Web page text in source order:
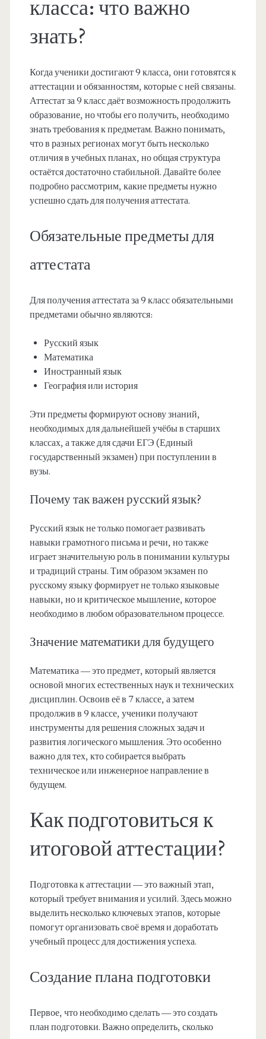
класса: что важно
знать?
Когда ученики достигают 9 класса, они готовятся к
аттестации и обязанностям, которые с ней связаны.
Аттестат за 9 класс даёт возможность продолжить
образование, но чтобы его получить, необходимо
знать требования к предметам. Важно понимать,
что в разных регионах могут быть несколько
отличия в учебных планах, но общая структура
остаётся достаточно стабильной. Давайте более
подробно рассмотрим, какие предметы нужно
успешно сдать для получения аттестата.
Обязательные предметы для
аттестата
Для получения аттестата за 9 класс обязательными
предметами обычно являются:
Русский язык
Математика
Иностранный язык
География или история
Эти предметы формируют основу знаний,
необходимых для дальнейшей учёбы в старших
классах, а также для сдачи ЕГЭ (Единый
государственный экзамен) при поступлении в
вузы.
Почему так важен русский язык?
Русский язык не только помогает развивать
навыки грамотного письма и речи, но также
играет значительную роль в понимании культуры
и традиций страны. Тим образом экзамен по
русскому языку формирует не только языковые
навыки, но и критическое мышление, которое
необходимо в любом образовательном процессе.
Значение математики для будущего
Математика — это предмет, который является
основой многих естественных наук и технических
дисциплин. Освоив её в 7 классе, а затем
продолжив в 9 классе, ученики получают
инструменты для решения сложных задач и
развития логического мышления. Это особенно
важно для тех, кто собирается выбрать
техническое или инженерное направление в
будущем.
Как подготовиться к
итоговой аттестации?
Подготовка к аттестации — это важный этап,
который требует внимания и усилий. Здесь можно
выделить несколько ключевых этапов, которые
помогут организовать своё время и доработать
учебный процесс для достижения успеха.
Создание плана подготовки
Первое, что необходимо сделать — это создать
план подготовки. Важно определить, сколько